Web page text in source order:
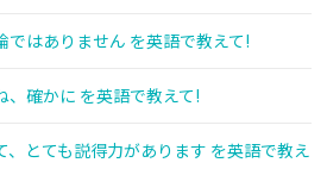
ではありません を英語で教えて!
、確かに を英語で教えて!
とても説得力があります を英語で教え